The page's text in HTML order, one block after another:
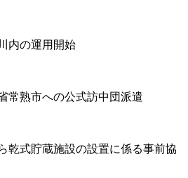
内の運用開始
常熟市への公式訪中団派遣
乾式貯蔵施設の設置に係る事前協